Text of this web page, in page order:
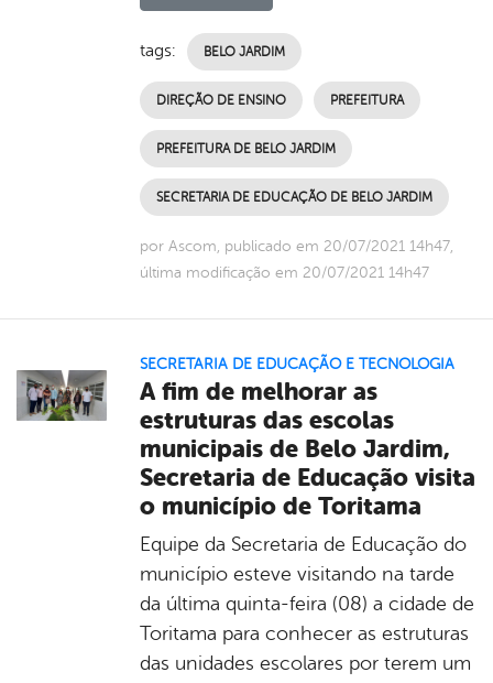
tags: BELO JARDIM
DIREÇÃO DE ENSINO PREFEITURA
PREFEITURA DE BELO JARDIM
SECRETARIA DE EDUCAÇÃO DE BELO JARDIM
por Ascom, publicado em 20/07/2021 14h47,
última modificação em 20/07/2021 14h47
SECRETARIA DE EDUCAÇÃO E TECNOLOGIA
A fim de melhorar as
estruturas das escolas
municipais de Belo Jardim,
Secretaria de Educação visita
o município de Toritama
Equipe da Secretaria de Educação do
município esteve visitando na tarde
da última quinta-feira (08) a cidade de
Toritama para conhecer as estruturas
das unidades escolares por terem um